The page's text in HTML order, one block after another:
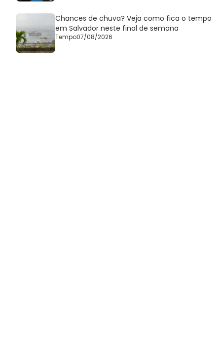
Chances de chuva? Veja como fica o tempo
em Salvador neste final de semana
Tempo07/08/2026